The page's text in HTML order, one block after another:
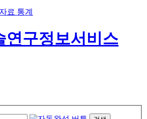
료 통계